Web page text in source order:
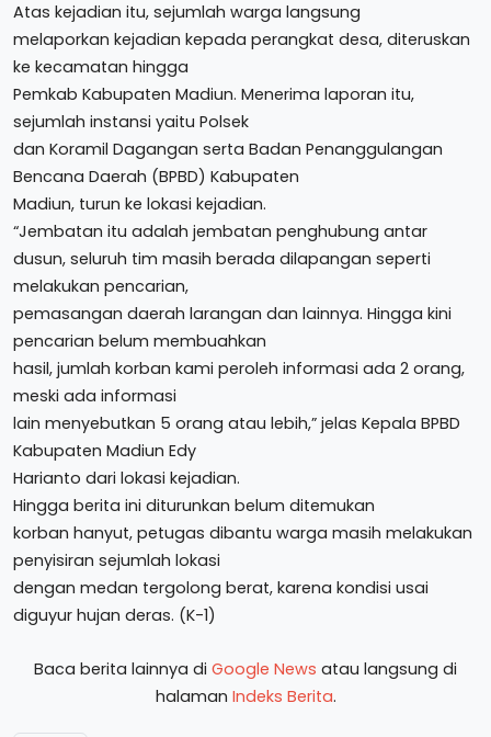
Atas kejadian itu, sejumlah warga langsung
melaporkan kejadian kepada perangkat desa, diteruskan
ke kecamatan hingga
Pemkab Kabupaten Madiun. Menerima laporan itu,
sejumlah instansi yaitu Polsek
dan Koramil Dagangan serta Badan Penanggulangan
Bencana Daerah (BPBD) Kabupaten
Madiun, turun ke lokasi kejadian.
“Jembatan itu adalah jembatan penghubung antar
dusun, seluruh tim masih berada dilapangan seperti
melakukan pencarian,
pemasangan daerah larangan dan lainnya. Hingga kini
pencarian belum membuahkan
hasil, jumlah korban kami peroleh informasi ada 2 orang,
meski ada informasi
lain menyebutkan 5 orang atau lebih,” jelas Kepala BPBD
Kabupaten Madiun Edy
Harianto dari lokasi kejadian.
Hingga berita ini diturunkan belum ditemukan
korban hanyut, petugas dibantu warga masih melakukan
penyisiran sejumlah lokasi
dengan medan tergolong berat, karena kondisi usai
diguyur hujan deras. (K-1)
Baca berita lainnya di Google News atau langsung di
halaman Indeks Berita.